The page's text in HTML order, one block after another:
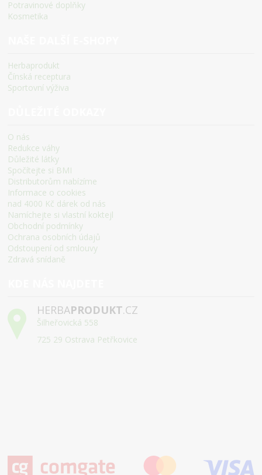
Potravinové doplňky
Kosmetika
Herbaprodukt
Čínská receptura
Sportovní výživa
O nás
Redukce váhy
Důležité látky
Spočítejte si BMI
Distributorům nabízíme
Informace o cookies
nad 4000 Kč dárek od nás
Namíchejte si vlastní koktejl
Obchodní podmínky
Ochrana osobních údajů
Odstoupení od smlouvy
Zdravá snídaně
HERBAPRODUKT.CZ
Šilheřovická 558
725 29 Ostrava Petřkovice